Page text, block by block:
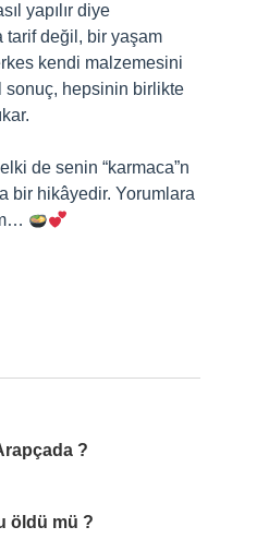
yapılır diye
tarif değil, bir yaşam
kendi malzemesini
sonuç, hepsinin birlikte
de senin “karmaca”n
bir hikâyedir. Yorumlara
?
öldü mü ?